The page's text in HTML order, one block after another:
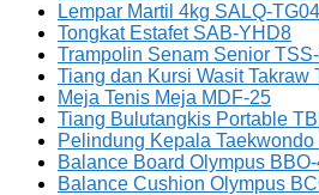
Lempar Martil 4kg SALQ-
Tongkat Estafet SAB-YHD8
Trampolin Senam Senior
Tiang dan Kursi Wasit Takraw
Meja Tenis Meja MDF-25
Tiang Bulutangkis Portable
Pelindung Kepala Taekwondo
Balance Board Olympus
Balance Cushion Olympus